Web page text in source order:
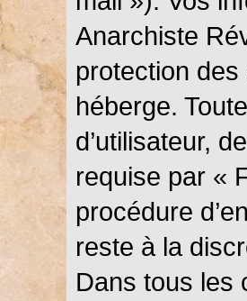
Anarchiste
protection
héberge.
d’utilisateur,
requise par «
procédure
reste à la
Dans tous les